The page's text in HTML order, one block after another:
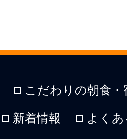
こだわりの朝食
新着情報 よく